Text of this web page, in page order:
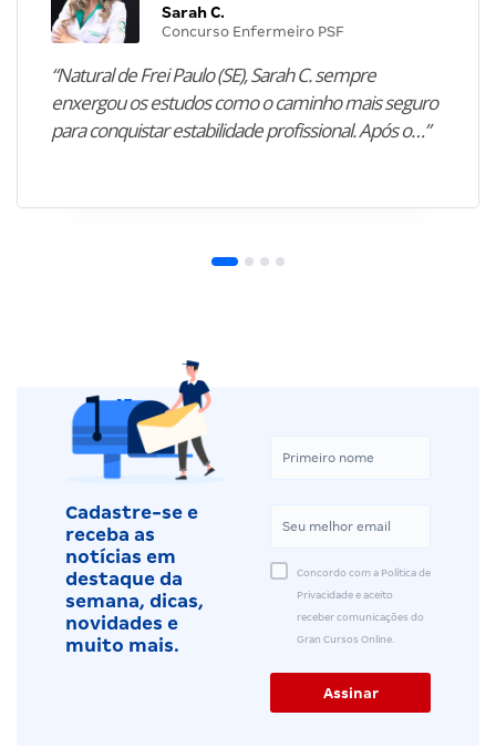
Sarah C.
Concurso Enfermeiro PSF
“Natural de Frei Paulo (SE), Sarah C. sempre
enxergou os estudos como o caminho mais seguro
para conquistar estabilidade profissional. Após o…”
Cadastre-se e
receba as
notícias em
destaque da
semana, dicas,
novidades e
muito mais.
Concordo com a Política de
Privacidade e aceito
receber comunicações do
Gran Cursos Online.